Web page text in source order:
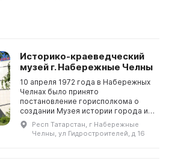
Историко-краеведческий
музей г. Набережные Челны
10 апреля 1972 года в Набережных
Челнах было принято
постановление горисполкома о
создании Музея истории города и
строительства КамАЗа. Сегодня
музей расположен в двухэтажном
здании и предлагает посет...
Респ Татарстан, г Набережные
Челны, ул Гидростроителей, д 16